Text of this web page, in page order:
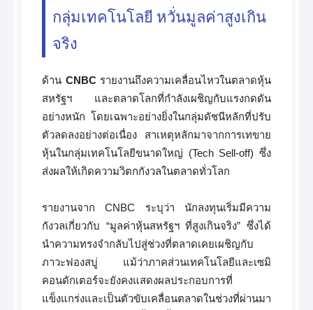
กลุ่มเทคโนโลยี หวั่นมูลค่าสูงเกิน
จริง
ด้าน CNBCรายงานถึงความเคลื่อนไหวในตลาดหุ้น
สหรัฐฯ และตลาดโลกที่กำลังเผชิญกับแรงกดดัน
อย่างหนัก โดยเฉพาะอย่างยิ่งในกลุ่มดัชนีหลักที่ปรับ
ตัวลดลงอย่างต่อเนื่อง สาเหตุหลักมาจากการเทขาย
หุ้นในกลุ่มเทคโนโลยีขนาดใหญ่ (Tech Sell-off) ซึ่ง
ส่งผลให้เกิดความวิตกกังวลในตลาดทั่วโลก
รายงานจาก CNBC ระบุว่า นักลงทุนเริ่มมีความ
กังวลเกี่ยวกับ “มูลค่าหุ้นสหรัฐฯ ที่สูงเกินจริง” ซึ่งได้
นำความทรงจำกลับไปสู่ช่วงที่ตลาดเคยเผชิญกับ
ภาวะฟองสบู่ แม้ว่าภาคส่วนเทคโนโลยีและเซมิ
คอนดักเตอร์จะยังคงแสดงผลประกอบการที่
แข็งแกร่งและเป็นตัวขับเคลื่อนตลาดในช่วงที่ผ่านมา